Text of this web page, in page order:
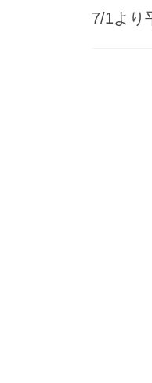
7/1より